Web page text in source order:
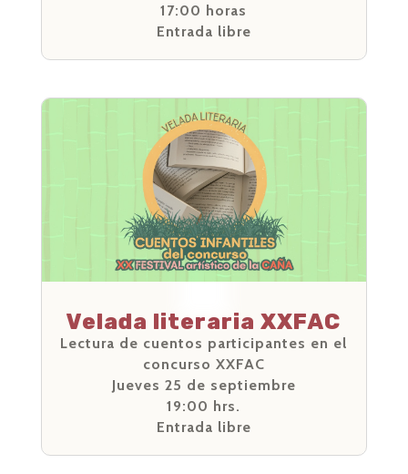
17:00 horas
Entrada libre
Velada literaria XXFAC
Lectura de cuentos participantes en el
concurso XXFAC
Jueves 25 de septiembre
19:00 hrs.
Entrada libre